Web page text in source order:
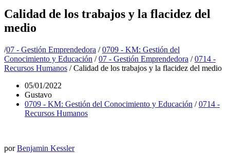
Calidad de los trabajos y la flacidez del
medio
/07 - Gestión Emprendedora / 0709 - KM: Gestión del
Conocimiento y Educación / 07 - Gestión Emprendedora / 0714 -
Recursos Humanos /Calidad de los trabajos y la flacidez del medio
05/01/2022
Gustavo
0709 - KM: Gestión del Conocimiento y Educación /0714 -
Recursos Humanos
porBenjamin Kessler